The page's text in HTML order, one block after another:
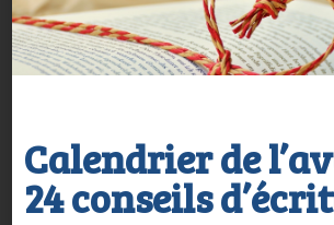
Calendrier de
24 conseils